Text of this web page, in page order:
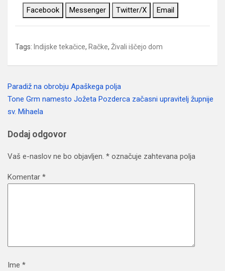
Facebook Messenger Twitter/X Email
Tags: Indijske tekačice, Račke, Živali iščejo dom
Navigacija
prispevka
Paradiž na obrobju Apaškega polja
Tone Grm namesto Jožeta Pozderca začasni upravitelj župnije
sv. Mihaela
Dodaj odgovor
Vaš e-naslov ne bo objavljen. * označuje zahtevana polja
Komentar *
Ime *